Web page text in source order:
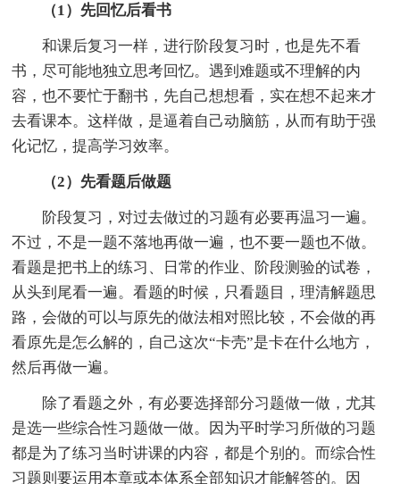
（1）先回忆后看书
和课后复习一样，进行阶段复习时，也是先不看
书，尽可能地独立思考回忆。遇到难题或不理解的内
容，也不要忙于翻书，先自己想想看，实在想不起来才
去看课本。这样做，是逼着自己动脑筋，从而有助于强
化记忆，提高学习效率。
（2）先看题后做题
阶段复习，对过去做过的习题有必要再温习一遍。
不过，不是一题不落地再做一遍，也不要一题也不做。
看题是把书上的练习、日常的作业、阶段测验的试卷，
从头到尾看一遍。看题的时候，只看题目，理清解题思
路，会做的可以与原先的做法相对照比较，不会做的再
看原先是怎么解的，自己这次“卡壳”是卡在什么地方，
然后再做一遍。
除了看题之外，有必要选择部分习题做一做，尤其
是选一些综合性习题做一做。因为平时学习所做的习题
都是为了练习当时讲课的内容，都是个别的。而综合性
习题则要运用本章或本体系全部知识才能解答的。因